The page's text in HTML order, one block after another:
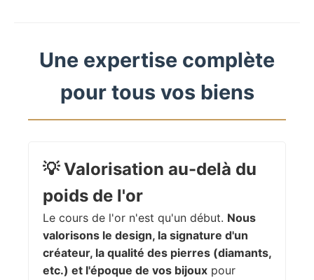
Une expertise complète
pour tous vos biens
💡Valorisation au-delà du
poids de l'or
Le cours de l'or n'est qu'un début. Nous
valorisons le design, la signature d'un
créateur, la qualité des pierres (diamants,
etc.) et l'époque de vos bijoux pour